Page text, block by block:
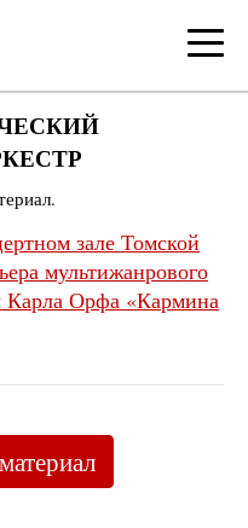
зале Томской
мультижанрового
Карла Орфа «Кармина